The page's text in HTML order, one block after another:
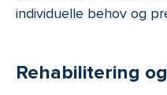
individuelle behov og
Rehabilitering